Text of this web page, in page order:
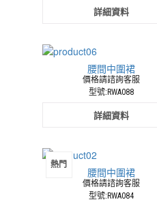
詳細資料
腰間中圍裙
價格請諮詢客服
型號:RWA088
詳細資料
熱門
腰間中圍裙
價格請諮詢客服
型號:RWA084